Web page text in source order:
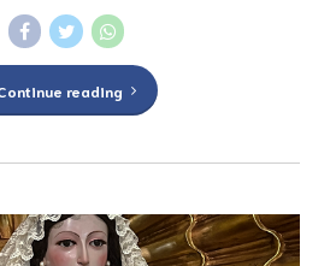
reading